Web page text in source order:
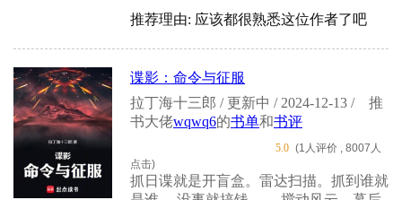
推荐理由: 应该都很熟悉这位作者了吧
谍影：命令与征服
拉丁海十三郎 / 更新中 / 2024-12-13 /
推
书大佬wqwq6的书单和书评
5.0 (1人评价 , 8007人
点击)
抓日谍就是开盲盒。雷达扫描。抓到谁就